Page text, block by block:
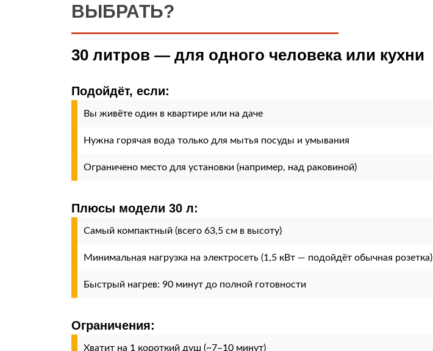
ВЫБРАТЬ?
30 литров — для одного человека или кухни
Подойдёт, если:
Вы живёте один в квартире или на даче
Нужна горячая вода только для мытья посуды и умывания
Ограничено место для установки (например, над раковиной)
Плюсы модели 30 л:
Самый компактный (всего 63,5 см в высоту)
Минимальная нагрузка на электросеть (1,5 кВт — подойдёт обычная розетка)
Быстрый нагрев: 90 минут до полной готовности
Ограничения:
Хватит на 1 короткий душ (~7–10 минут)